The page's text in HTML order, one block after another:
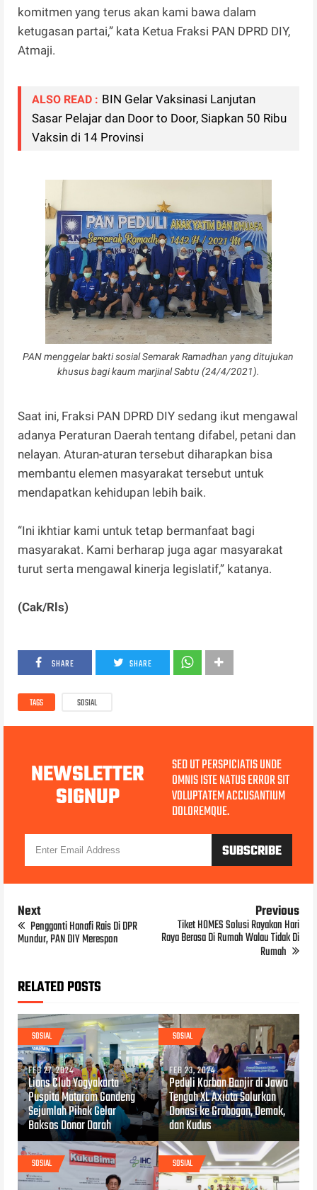
komitmen yang terus akan kami bawa dalam
ketugasan partai,” kata Ketua Fraksi PAN DPRD DIY,
Atmaji.
ALSO READ : BIN Gelar Vaksinasi Lanjutan
Sasar Pelajar dan Door to Door, Siapkan 50 Ribu
Vaksin di 14 Provinsi
PAN menggelar bakti sosial Semarak Ramadhan yang ditujukan
khusus bagi kaum marjinal Sabtu (24/4/2021).
Saat ini, Fraksi PAN DPRD DIY sedang ikut mengawal
adanya Peraturan Daerah tentang difabel, petani dan
nelayan. Aturan-aturan tersebut diharapkan bisa
membantu elemen masyarakat tersebut untuk
mendapatkan kehidupan lebih baik.
“Ini ikhtiar kami untuk tetap bermanfaat bagi
masyarakat. Kami berharap juga agar masyarakat
turut serta mengawal kinerja legislatif,” katanya.
(Cak/Rls)
SHARE SHARE
TAGS SOSIAL
NEWSLETTER
SIGNUP
SED UT PERSPICIATIS UNDE
OMNIS ISTE NATUS ERROR SIT
VOLUPTATEM ACCUSANTIUM
DOLOREMQUE.
Next
Pengganti Hanafi Rais Di DPR
Mundur, PAN DIY Merespon
Previous
Tiket HOMES Solusi Rayakan Hari
Raya Berasa Di Rumah Walau Tidak Di
Rumah
RELATED POSTS
SOSIAL
FEB 27, 2024
Lions Club Yogyakarta
Puspita Mataram Gandeng
Sejumlah Pihak Gelar
Baksos Donor Darah
SOSIAL
FEB 23, 2024
Peduli Korban Banjir di Jawa
Tengah XL Axiata Salurkan
Donasi ke Grobogan, Demak,
dan Kudus
SOSIAL SOSIAL